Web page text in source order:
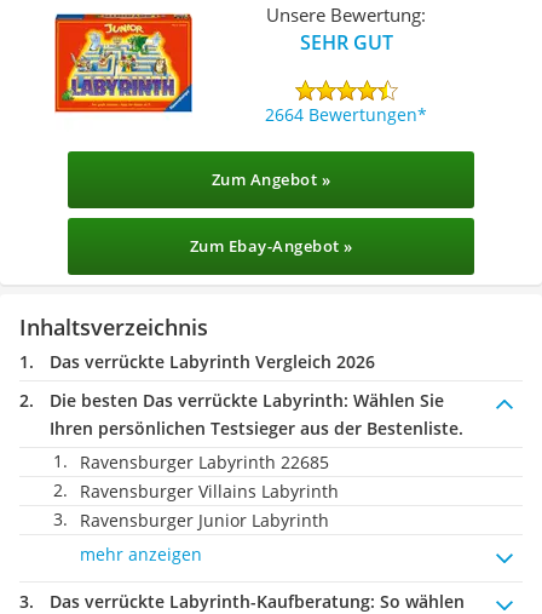
Unsere Bewertung:
SEHR GUT
2664 Bewertungen
Zum Angebot »
Zum Ebay-Angebot »
Inhaltsverzeichnis
Das verrückte Labyrinth Vergleich 2026
Die besten Das verrückte Labyrinth: Wählen Sie
Ihren persönlichen Testsieger aus der Bestenliste.
Ravensburger Labyrinth 22685
Ravensburger Villains Labyrinth
Ravensburger Junior Labyrinth
mehr anzeigen
Das verrückte Labyrinth-Kaufberatung: So wählen